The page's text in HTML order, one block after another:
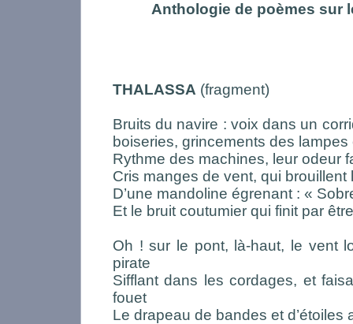
Anthologie de poèmes sur
THALASSA (fragment)
Bruits du navire : voix dans un
boiseries, grincements des
Rythme des machines, leur odeur
Cris manges de vent, qui brouillent
D’une mandoline égrenant : «
Et le bruit coutumier qui finit par
Oh ! sur le pont, là-haut, le vent
pirate
Sifflant dans les cordages, et
fouet
Le drapeau de bandes et